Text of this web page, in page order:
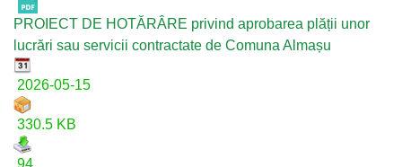
PROIECT DE HOTĂRÂRE privind aprobarea plății unor
lucrări sau servicii contractate de Comuna Almașu
2026-05-15
330.5 KB
94